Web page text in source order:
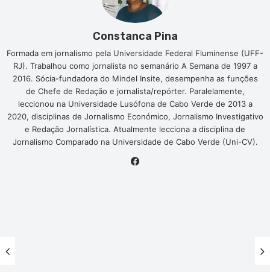
Constanca Pina
Formada em jornalismo pela Universidade Federal Fluminense (UFF-
RJ). Trabalhou como jornalista no semanário A Semana de 1997 a
2016. Sócia-fundadora do Mindel Insite, desempenha as funções
de Chefe de Redação e jornalista/repórter. Paralelamente,
leccionou na Universidade Lusófona de Cabo Verde de 2013 a
2020, disciplinas de Jornalismo Económico, Jornalismo Investigativo
e Redação Jornalística. Atualmente lecciona a disciplina de
Jornalismo Comparado na Universidade de Cabo Verde (Uni-CV).